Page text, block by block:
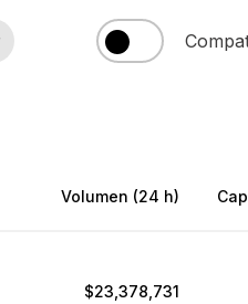
Accesorios
Billetera de Solana
¿Qué es una cold wallet?
Volumen (24 h)
$23,378,731